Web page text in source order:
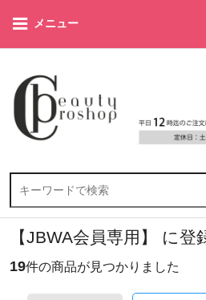
メニュー
【JBWA会員専用】 に
19件の商品が見つかりました